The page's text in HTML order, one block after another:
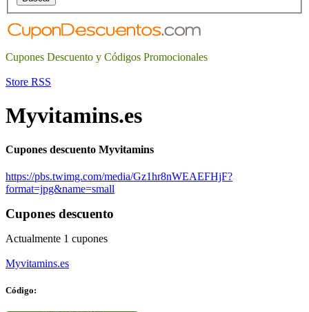
Cupones Descuento y Códigos Promocionales
Store RSS
Myvitamins.es
Cupones descuento Myvitamins
https://pbs.twimg.com/media/Gz1hr8nWEAEFHjF?
format=jpg&name=small
Cupones descuento
Actualmente 1 cupones
Myvitamins.es
Código: